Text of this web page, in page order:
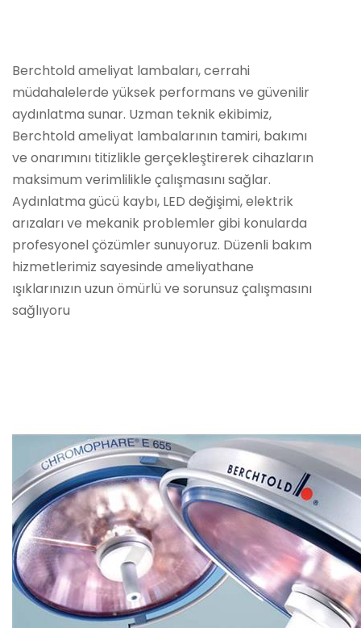
Berchtold ameliyat lambaları, cerrahi
müdahalelerde yüksek performans ve güvenilir
aydınlatma sunar. Uzman teknik ekibimiz,
Berchtold ameliyat lambalarının tamiri, bakımı
ve onarımını titizlikle gerçekleştirerek cihazların
maksimum verimlilikle çalışmasını sağlar.
Aydınlatma gücü kaybı, LED değişimi, elektrik
arızaları ve mekanik problemler gibi konularda
profesyonel çözümler sunuyoruz. Düzenli bakım
hizmetlerimiz sayesinde ameliyathane
ışıklarınızın uzun ömürlü ve sorunsuz çalışmasını
sağlıyoru